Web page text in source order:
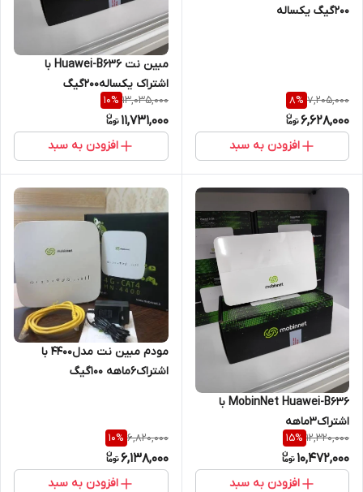
۲۰۰گیگ یکساله
7,205,000
8%
6,628,000
افزودن به سبد
مبین نت Huawei-B636 با
اشتراک یکساله۲۰۰گیگ
13,035,000
10%
11,731,000
افزودن به سبد
MobinNet Huawei-B636 با
اشتراک۳ماهه
12,320,000
15%
10,472,000
افزودن به سبد
مودم مبین نت مدل4400 با
اشتراک۶ماهه ۱۰۰گیگ
6,820,000
10%
6,138,000
افزودن به سبد